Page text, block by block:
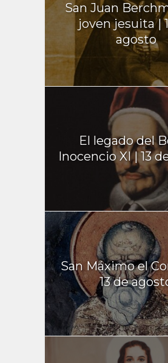
San Juan
joven jesuita |
agosto
El legado del
Inocencio XI | 13
San Máximo el
13 de